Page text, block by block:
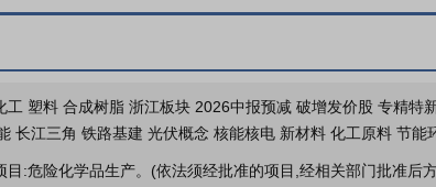
工 塑料 合成树脂 浙江板块 2026中报预减 破增发价股 专精
长江三角 铁路基建 光伏概念 核能核电 新材料 化工原料 节能
目:危险化学品生产。(依法须经批准的项目,经相关部门批准